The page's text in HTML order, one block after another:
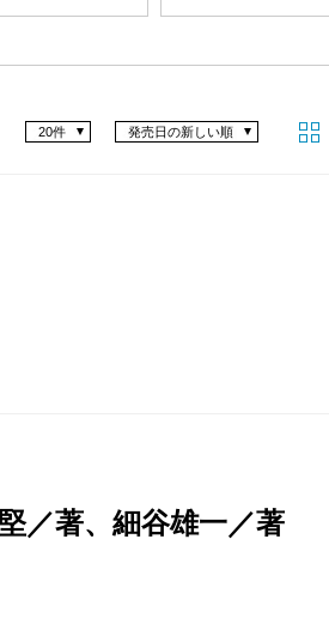
発売日の新しい順
20件
／著、細谷雄一／著